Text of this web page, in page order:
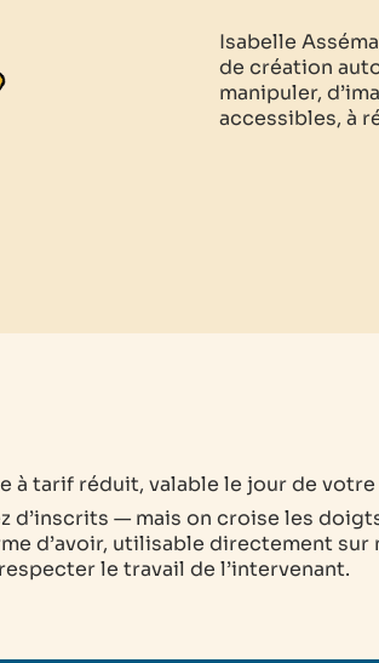
Isabelle
de création
manipuler,
accessibles, à
à tarif réduit, valable le jour de
d’inscrits — mais on croise les
d’avoir, utilisable directement sur
le travail de l’intervenant.